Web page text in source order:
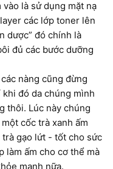
là sử dụng mặt nạ
các lớp toner lên
dược” đó chính là
đủ các bước dưỡng
nàng cũng đừng
đó da chúng mình
thôi. Lúc này chúng
cốc trà xanh ấm
gạo lứt - tốt cho sức
làm ấm cho cơ thể mà
mạnh nữa.